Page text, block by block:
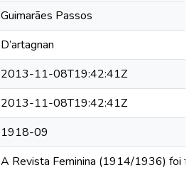
Guimarães Passos
D’artagnan
2013-11-08T19:42:41Z
2013-11-08T19:42:41Z
1918-09
A Revista Feminina (1914/1936) foi